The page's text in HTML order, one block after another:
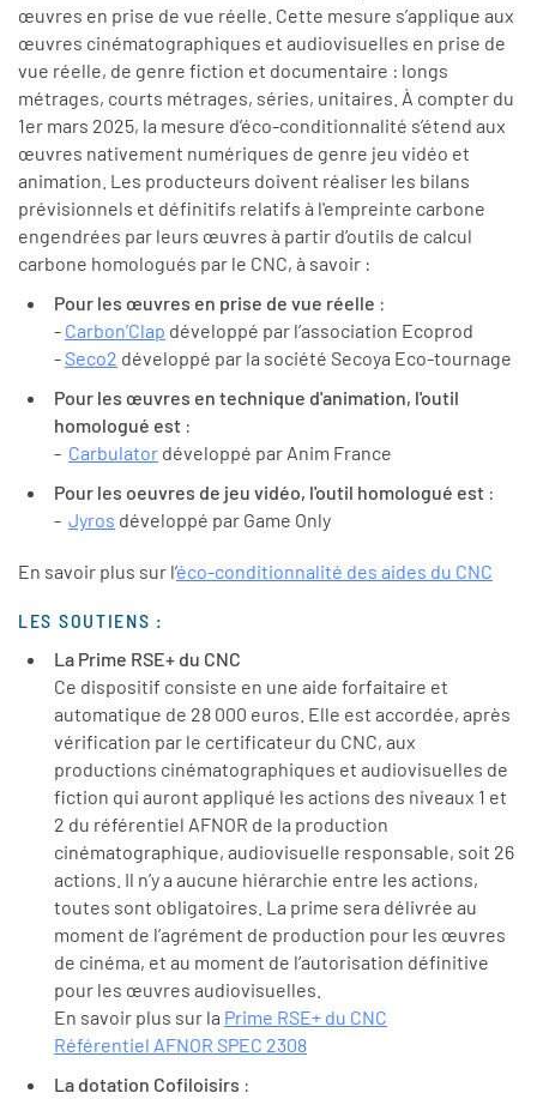
œuvres en prise de vue réelle. Cette mesure s’applique aux
œuvres cinématographiques et audiovisuelles en prise de
vue réelle, de genre fiction et documentaire : longs
métrages, courts métrages, séries, unitaires. À compter du
1er mars 2025, la mesure d’éco-conditionnalité s’étend aux
œuvres nativement numériques de genre jeu vidéo et
animation. Les producteurs doivent réaliser les bilans
prévisionnels et définitifs relatifs à l'empreinte carbone
engendrées par leurs œuvres à partir d’outils de calcul
carbone homologués par le CNC, à savoir :
Pour les œuvres en prise de vue réelle :
- Carbon’Clap développé par l’association Ecoprod
- Seco2 développé par la société Secoya Eco-tournage
Pour les œuvres en technique d'animation, l'outil
homologué est :
- Carbulator développé par Anim France
Pour les oeuvres de jeu vidéo, l'outil homologué est :
- Jyros développé par Game Only
En savoir plus sur l’éco-conditionnalité des aides du CNC
LES SOUTIENS :
La Prime RSE+ du CNC
Ce dispositif consiste en une aide forfaitaire et
automatique de 28 000 euros. Elle est accordée, après
vérification par le certificateur du CNC, aux
productions cinématographiques et audiovisuelles de
fiction qui auront appliqué les actions des niveaux 1 et
2 du référentiel AFNOR de la production
cinématographique, audiovisuelle responsable, soit 26
actions. Il n’y a aucune hiérarchie entre les actions,
toutes sont obligatoires. La prime sera délivrée au
moment de l’agrément de production pour les œuvres
de cinéma, et au moment de l’autorisation définitive
pour les œuvres audiovisuelles.
En savoir plus sur la Prime RSE+ du CNC
Référentiel AFNOR SPEC 2308
La dotation Cofiloisirs :